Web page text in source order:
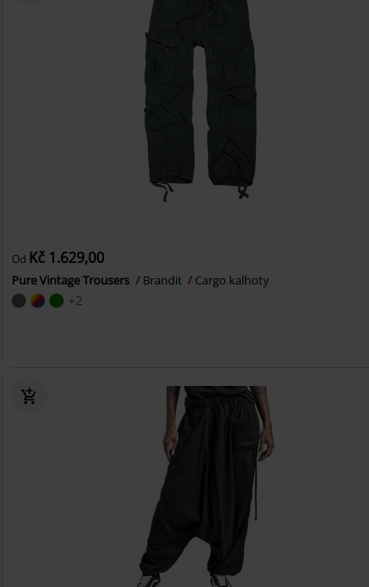
Od Kč 1.629,00
Pure Vintage Trousers Brandit Cargo kalhoty
+2